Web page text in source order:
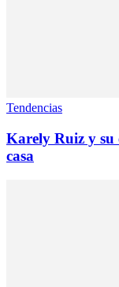
Tendencias
Karely Ruiz y su
casa